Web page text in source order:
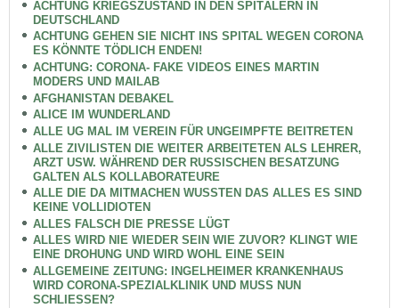
ACHTUNG KRIEGSZUSTAND IN DEN SPITÄLERN IN
DEUTSCHLAND
ACHTUNG GEHEN SIE NICHT INS SPITAL WEGEN CORONA
ES KÖNNTE TÖDLICH ENDEN!
ACHTUNG: CORONA- FAKE VIDEOS EINES MARTIN
MODERS UND MAILAB
AFGHANISTAN DEBAKEL
ALICE IM WUNDERLAND
ALLE UG MAL IM VEREIN FÜR UNGEIMPFTE BEITRETEN
ALLE ZIVILISTEN DIE WEITER ARBEITETEN ALS LEHRER,
ARZT USW. WÄHREND DER RUSSISCHEN BESATZUNG
GALTEN ALS KOLLABORATEURE
ALLE DIE DA MITMACHEN WUSSTEN DAS ALLES ES SIND
KEINE VOLLIDIOTEN
ALLES FALSCH DIE PRESSE LÜGT
ALLES WIRD NIE WIEDER SEIN WIE ZUVOR? KLINGT WIE
EINE DROHUNG UND WIRD WOHL EINE SEIN
ALLGEMEINE ZEITUNG: INGELHEIMER KRANKENHAUS
WIRD CORONA-SPEZIALKLINIK UND MUSS NUN
SCHLIESSEN?